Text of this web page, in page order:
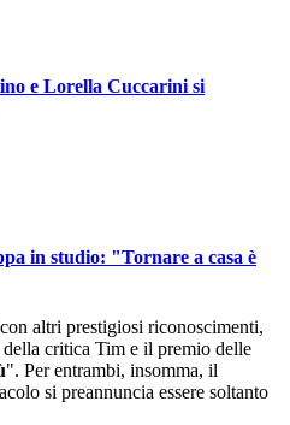
e Lorella Cuccarini si
in studio: "Tornare a casa è
altri prestigiosi riconoscimenti,
critica Tim e il premio delle
". Per entrambi, insomma, il
si preannuncia essere soltanto